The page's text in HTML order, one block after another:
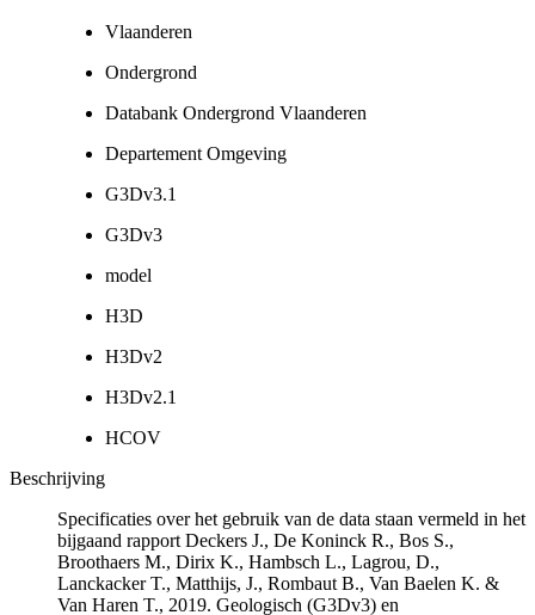
Vlaanderen
Ondergrond
Databank Ondergrond Vlaanderen
Departement Omgeving
G3Dv3.1
G3Dv3
model
H3D
H3Dv2
H3Dv2.1
HCOV
Beschrijving
Specificaties over het gebruik van de data staan vermeld in het
bijgaand rapport Deckers J., De Koninck R., Bos S.,
Broothaers M., Dirix K., Hambsch L., Lagrou, D.,
Lanckacker T., Matthijs, J., Rombaut B., Van Baelen K. &
Van Haren T., 2019. Geologisch (G3Dv3) en